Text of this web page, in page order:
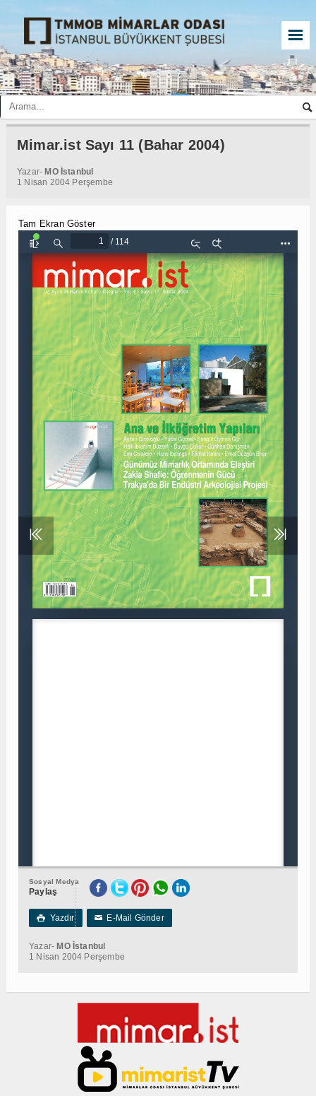
☰
Mimar.ist Sayı 11 (Bahar 2004)
Yazar- MO İstanbul
1 Nisan 2004 Perşembe
Tam Ekran Göster
Sosyal Medya
Paylaş
 Yazdır ✉E-Mail Gönder
Yazar- MO İstanbul
1 Nisan 2004 Perşembe